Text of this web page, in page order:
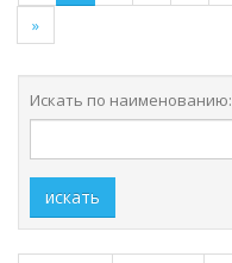
»
Искать по наименованию:
искать